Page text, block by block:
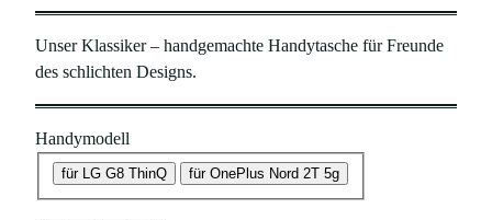
Unser Klassiker – handgemachte Handytasche für Freunde
des schlichten Designs.
Handymodell
für LG G8 ThinQ für OnePlus Nord 2T 5g